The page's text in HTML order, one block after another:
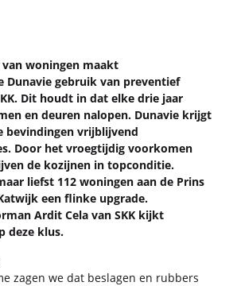
wo­nin­gen maakt
Duna­vie ge­bruik van pre­ven­tief
Dit houdt in dat elke drie jaar
en deu­ren na­lo­pen. Duna­vie krijgt
be­vin­din­gen vrij­blij­vend
Door het vroeg­tij­dig voor­ko­men
de ko­zij­nen in top­con­di­tie.
liefst 112 wo­nin­gen aan de Prins
een flin­ke up­gra­de.
Ardit Cela van SKK kijkt
deze klus.
zagen we dat be­sla­gen en rub­bers